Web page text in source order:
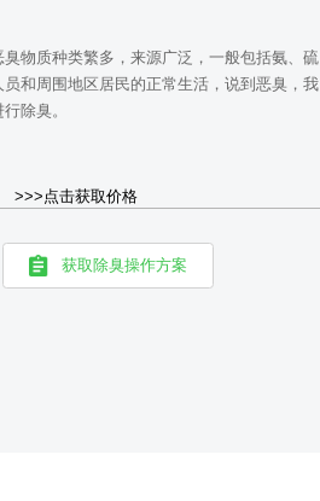
物质种类繁多，来源广泛，一般包括氨、硫
和周围地区居民的正常生活，说到恶臭，我
除臭。
>>>点击获取价格
获取除臭操作方案